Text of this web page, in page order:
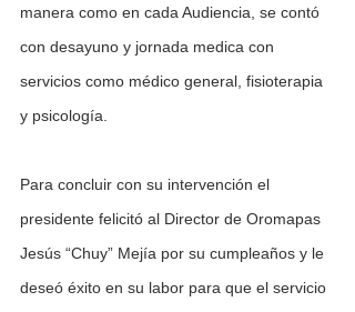
manera como en cada Audiencia, se contó
con desayuno y jornada medica con
servicios como médico general, fisioterapia
y psicología.
Para concluir con su intervención el
presidente felicitó al Director de Oromapas
Jesús “Chuy” Mejía por su cumpleaños y le
deseó éxito en su labor para que el servicio